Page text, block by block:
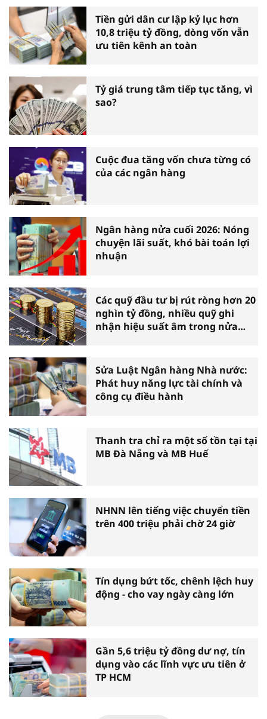
Tiền gửi dân cư lập kỷ lục hơn
10,8 triệu tỷ đồng, dòng vốn vẫn
ưu tiên kênh an toàn
Tỷ giá trung tâm tiếp tục tăng, vì
sao?
Cuộc đua tăng vốn chưa từng có
của các ngân hàng
Ngân hàng nửa cuối 2026: Nóng
chuyện lãi suất, khó bài toán lợi
nhuận
Các quỹ đầu tư bị rút ròng hơn 20
nghìn tỷ đồng, nhiều quỹ ghi
nhận hiệu suất âm trong nửa
Sửa Luật Ngân hàng Nhà nước:
Phát huy năng lực tài chính và
công cụ điều hành
Thanh tra chỉ ra một số tồn tại tại
MB Đà Nẵng và MB Huế
NHNN lên tiếng việc chuyển tiền
trên 400 triệu phải chờ 24 giờ
Tín dụng bứt tốc, chênh lệch huy
động - cho vay ngày càng lớn
Gần 5,6 triệu tỷ đồng dư nợ, tín
dụng vào các lĩnh vực ưu tiên ở
TP HCM